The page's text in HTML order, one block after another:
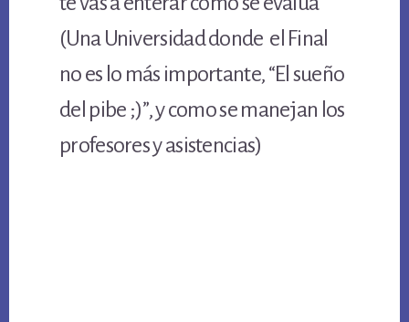
(Una Universidad donde el Final
no es lo más importante, “El sueño
del pibe ;)”, y como se manejan los
profesores y asistencias)